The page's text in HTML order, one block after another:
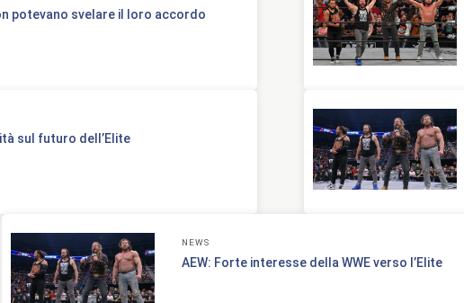
potevano svelare il loro accordo
sul futuro dell’Elite
NEWS
AEW: Forte interesse della WWE verso l’Elite